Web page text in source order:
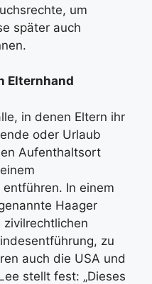
um
später auch
Elternhand
in denen Eltern ihr
oder Urlaub
Aufenthaltsort
In einem
Haager
zu
auch die USA und
stellt fest: „Dieses